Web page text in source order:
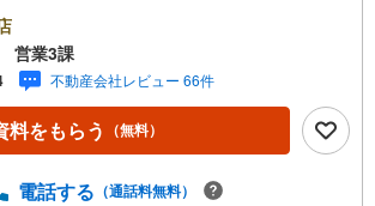
業時間内（9:00～20:00）はお電話でのご連絡が
す。ご自宅への送迎・最寄駅でのお待ち合わせ
にご相談ください。 選ばれる3つの「圧倒的メ
1）【業界最低水準の提携住宅ローン】「他社
た」「借入がある」方も独自審査で多数承認！優
各種手数料0円でお得に。（2）【未来カレンダー
ョン。「月々いくらなら安心か」をプロが明確に
営業3課
不動産会社レビュー 66件
料をもらう （無料）
電話する （通話料無料）